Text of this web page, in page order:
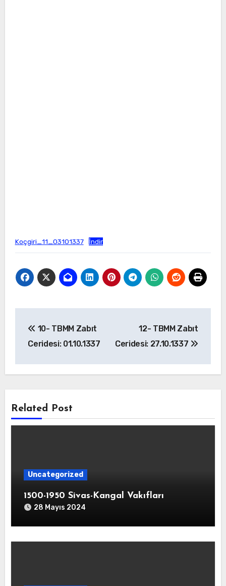
Koçgiri_11_03101337 İndir
gezinmesi
10- TBMM Zabıt
Ceridesi: 01.10.1337
12- TBMM Zabıt
Ceridesi: 27.10.1337
Related Post
Uncategorized
1500-1950 Sivas-Kangal Vakıfları
28 Mayıs 2024